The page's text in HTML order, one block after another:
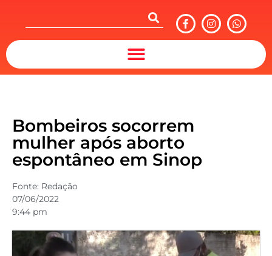
Bombeiros socorrem
mulher após aborto
espontâneo em Sinop
Fonte: Redação
07/06/2022
9:44 pm